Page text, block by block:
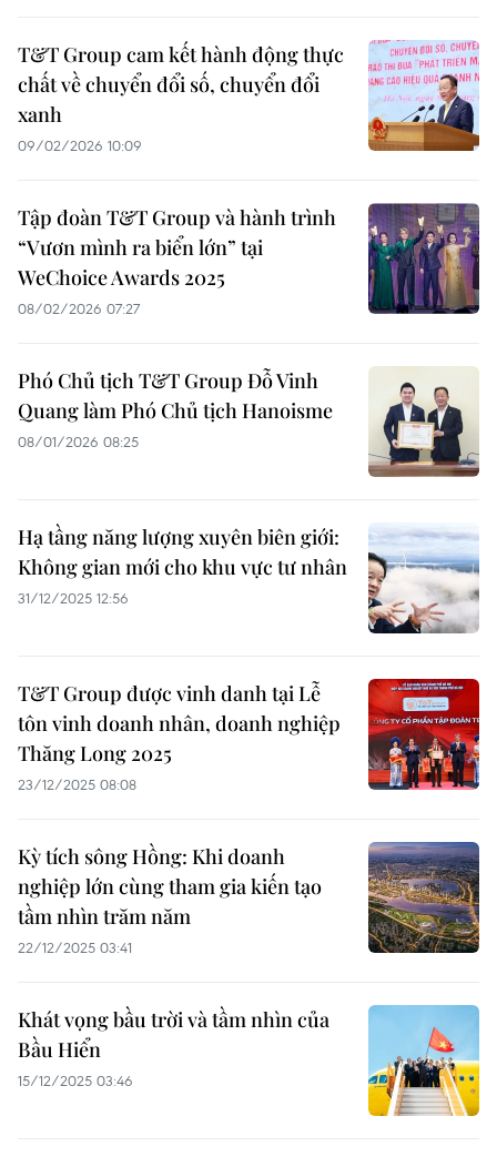
T&T Group cam kết hành động thực
chất về chuyển đổi số, chuyển đổi
xanh
09/02/2026 10:09
Tập đoàn T&T Group và hành trình
“Vươn mình ra biển lớn” tại
WeChoice Awards 2025
08/02/2026 07:27
Phó Chủ tịch T&T Group Đỗ Vinh
Quang làm Phó Chủ tịch Hanoisme
08/01/2026 08:25
Hạ tầng năng lượng xuyên biên giới:
Không gian mới cho khu vực tư nhân
31/12/2025 12:56
T&T Group được vinh danh tại Lễ
tôn vinh doanh nhân, doanh nghiệp
Thăng Long 2025
23/12/2025 08:08
Kỳ tích sông Hồng: Khi doanh
nghiệp lớn cùng tham gia kiến tạo
tầm nhìn trăm năm
22/12/2025 03:41
Khát vọng bầu trời và tầm nhìn của
Bầu Hiển
15/12/2025 03:46